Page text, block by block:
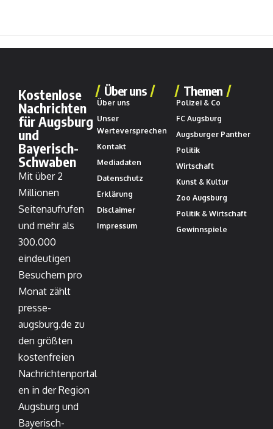
Kostenlose
Nachrichten
für Augsburg
und
Bayerisch-
Schwaben
Mit über 2
Millionen
Seitenaufrufen
und mehr als
300.000
eindeutigen
Besuchern pro
Monat zählt
presse-
augsburg.de zu
den größten
kostenfreien
Nachrichtenportal
en in der Region
Augsburg und
Bayerisch-
Über uns
Über uns
Unser
Werteversprechen
Kontakt
Mediadaten
Datenschutz
Erklärung
Disclaimer
Impressum
Themen
Polizei & Co
FC Augsburg
Augsburger Panther
Politik
Wirtschaft
Kunst & Kultur
Zoo Augsburg
Politik & Wirtschaft
Gewinnspiele